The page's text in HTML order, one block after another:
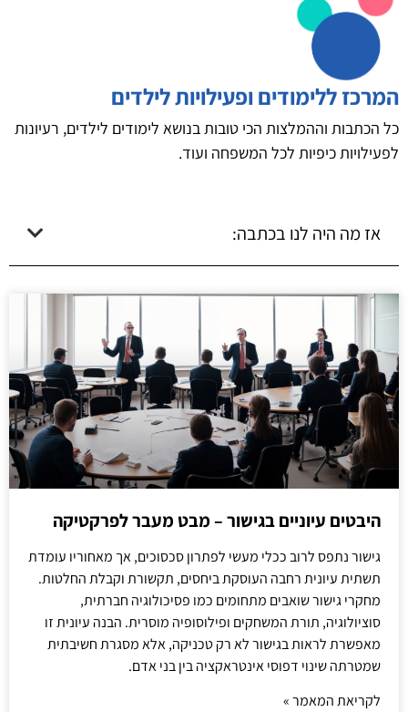
המרכז ללימודים ופעילויות לילדים
כל הכתבות וההמלצות הכי טובות בנושא לימודים לילדים, רעיונות
לפעילויות כיפיות לכל המשפחה ועוד.
אז מה היה לנו בכתבה:
היבטים עיוניים בגישור – מבט מעבר לפרקטיקה
גישור נתפס לרוב ככלי מעשי לפתרון סכסוכים, אך מאחוריו עומדת
תשתית עיונית רחבה העוסקת ביחסים, תקשורת וקבלת החלטות.
מחקרי גישור שואבים מתחומים כמו פסיכולוגיה חברתית,
סוציולוגיה, תורת המשחקים ופילוסופיה מוסרית. הבנה עיונית זו
מאפשרת לראות בגישור לא רק טכניקה, אלא מסגרת חשיבתית
שמטרתה שינוי דפוסי אינטראקציה בין בני אדם.
לקריאת המאמר »